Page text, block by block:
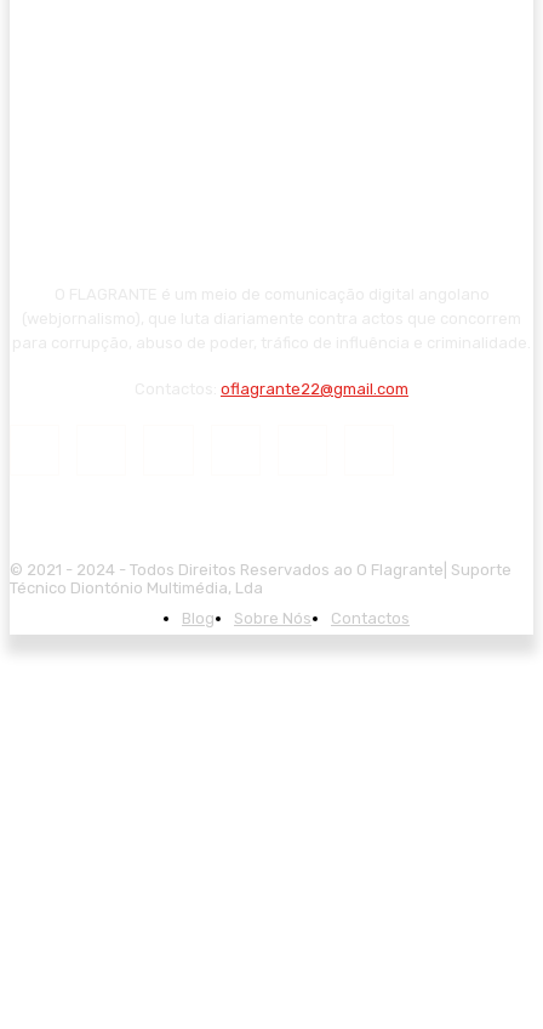
oflagrante22@gmail.com
© 2021 - 2024 - Todos Direitos Reservados ao O Flagrante| Suporte
Técnico Diontónio Multimédia, Lda
Blog
Sobre Nós Contactos